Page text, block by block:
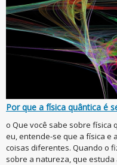
Por que a física quântica é
o Que você sabe sobre física
eu, entende-se que a física e
coisas diferentes. Quando o
sobre a natureza, que estuda